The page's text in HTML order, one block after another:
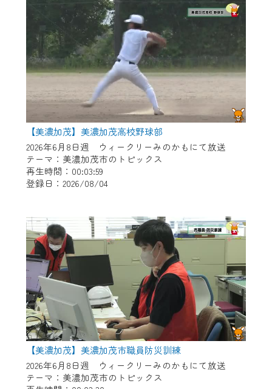
【美濃加茂】美濃加茂高校野球部
2026年6月8日週 ウィークリーみのかもにて放送
テーマ：美濃加茂市のトピックス
再生時間：00:03:59
登録日：2026/08/04
【美濃加茂】美濃加茂市職員防災訓練
2026年6月8日週 ウィークリーみのかもにて放送
テーマ：美濃加茂市のトピックス
作業の間は、CCNetWebTVの画面が「メン
テナンス中」になり、ご利用いただけませ
ん。
ご不便をおかけいたしますが、ご了承の程
よろしくお願いいたします。